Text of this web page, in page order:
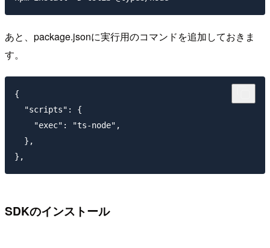
あと、package.jsonに実行用のコマンドを追加しておきま
す。
{
  "scripts": {
    "exec": "ts-node",
  },
SDKのインストール